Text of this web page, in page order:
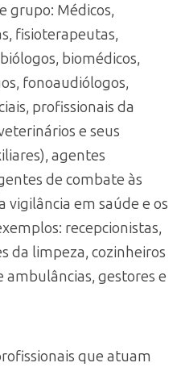
grupo: Médicos,
fisioterapeutas,
biomédicos,
fonoaudiólogos,
profissionais da
e seus
agentes
de combate às
vigilância em saúde e os
recepcionistas,
da limpeza, cozinheiros
ambulâncias, gestores e
que atuam